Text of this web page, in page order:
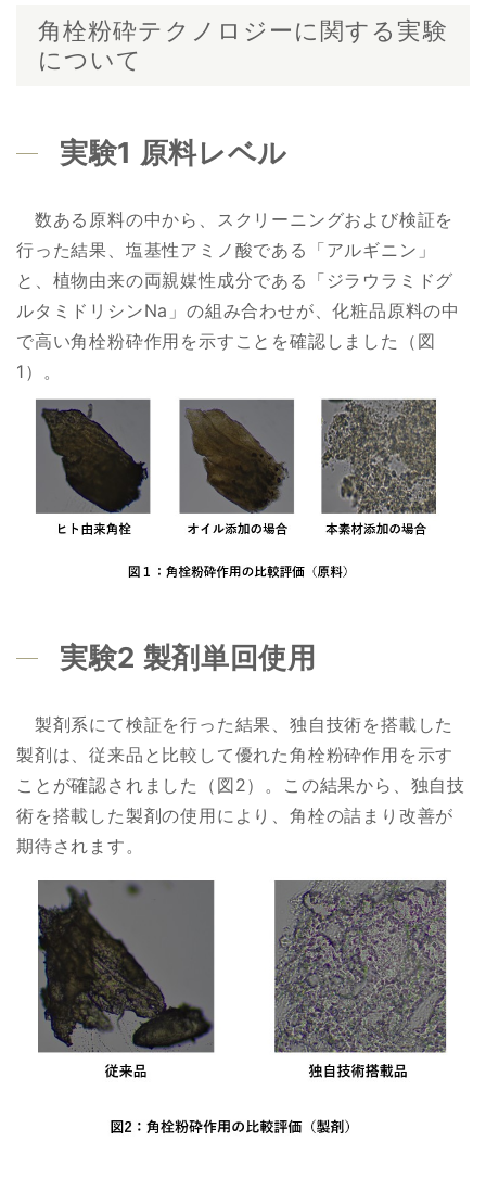
角栓粉砕テクノロジーに関する実験
について
実験1 原料レベル
数ある原料の中から、スクリーニングおよび検証を
行った結果、塩基性アミノ酸である「アルギニン」
と、植物由来の両親媒性成分である「ジラウラミドグ
ルタミドリシンNa」の組み合わせが、化粧品原料の中
で高い角栓粉砕作用を示すことを確認しました（図
1）。
実験2 製剤単回使用
製剤系にて検証を行った結果、独自技術を搭載した
製剤は、従来品と比較して優れた角栓粉砕作用を示す
ことが確認されました（図2）。この結果から、独自技
術を搭載した製剤の使用により、角栓の詰まり改善が
期待されます。